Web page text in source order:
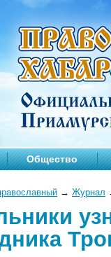
Общество
→ Журнал